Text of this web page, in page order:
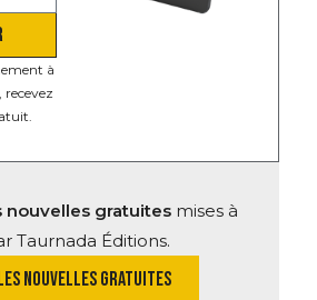
nouvelles gratuitesmises à
Taurnada Éditions.
NOUVELLES GRATUITES
à